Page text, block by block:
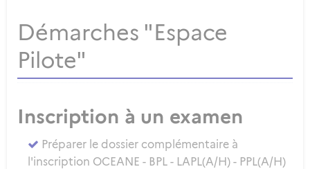
Démarches "Espace
Pilote"
Inscription à un examen
Préparer le dossier complémentaire à
l'inscription OCEANE - BPL - LAPL(A/H) - PPL(A/H)